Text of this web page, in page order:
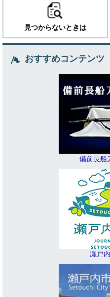
見つからないときは
おすすめコンテンツ
備前長船
瀬戸